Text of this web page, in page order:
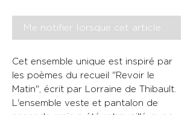
Me notifier lorsque cet article est
Cet ensemble unique est inspiré par
les poèmes du recueil "Revoir le
Matin", écrit par Lorraine de Thibault.
L'ensemble veste et pantalon de